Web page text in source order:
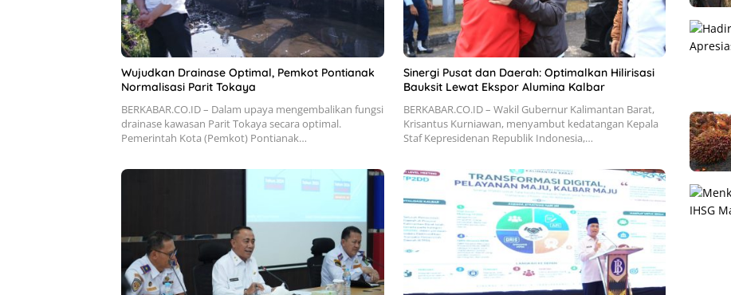
Wujudkan Drainase Optimal, Pemkot Pontianak
Normalisasi Parit Tokaya
BERKABAR.CO.ID – Dalam upaya mengembalikan fungsi
drainase kawasan Parit Tokaya secara optimal.
Pemerintah Kota (Pemkot) Pontianak…
Sinergi Pusat dan Daerah: Optimalkan Hilirisasi
Bauksit Lewat Ekspor Alumina Kalbar
BERKABAR.CO.ID – Wakil Gubernur Kalimantan Barat,
Krisantus Kurniawan, menyambut kedatangan Kepala
Staf Kepresidenan Republik Indonesia,…